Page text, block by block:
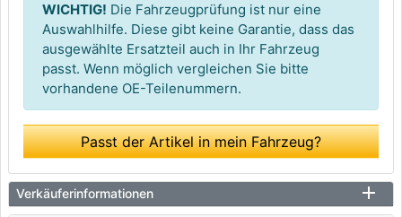
WICHTIG! Die Fahrzeugprüfung ist nur eine
Auswahlhilfe. Diese gibt keine Garantie, dass das
ausgewählte Ersatzteil auch in Ihr Fahrzeug
passt. Wenn möglich vergleichen Sie bitte
vorhandene OE-Teilenummern.
Passt der Artikel in mein Fahrzeug?
Verkäuferinformationen